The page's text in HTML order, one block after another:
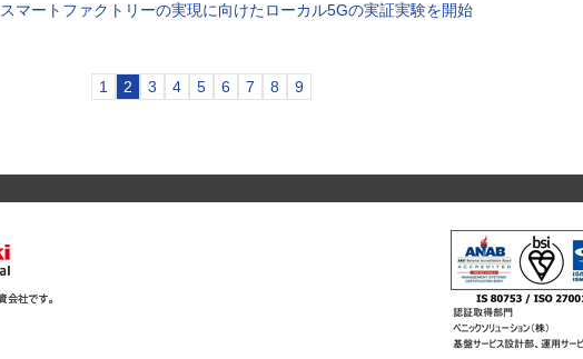
スマートファクトリーの実現に向けたローカル5Gの実証実験を開始
1 2 3 4 5 6 7 8 9